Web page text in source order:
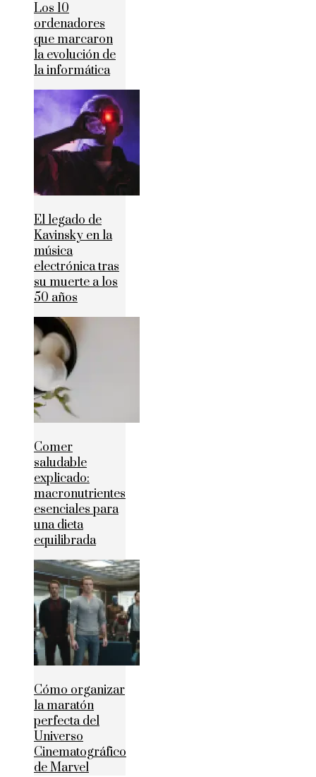
Los 10
ordenadores
que marcaron
la evolución de
la informática
El legado de
Kavinsky en la
música
electrónica tras
su muerte a los
50 años
Comer
saludable
explicado:
macronutrientes
esenciales para
una dieta
equilibrada
Cómo organizar
la maratón
perfecta del
Universo
Cinematográfico
de Marvel